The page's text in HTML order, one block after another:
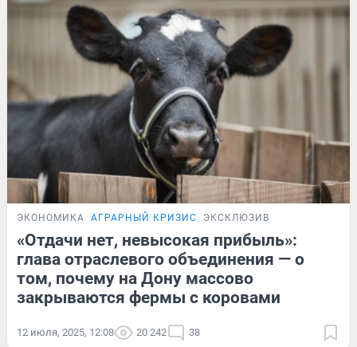
ЭКОНОМИКА АГРАРНЫЙ КРИЗИС ЭКСКЛЮЗИВ
«Отдачи нет, невысокая прибыль»:
глава отраслевого объединения — о
том, почему на Дону массово
закрываются фермы с коровами
12 июля, 2025, 12:08 20 242 38